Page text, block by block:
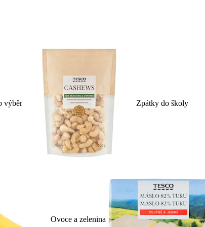
výběr Zpátky do školy
Ovoce a zelenina